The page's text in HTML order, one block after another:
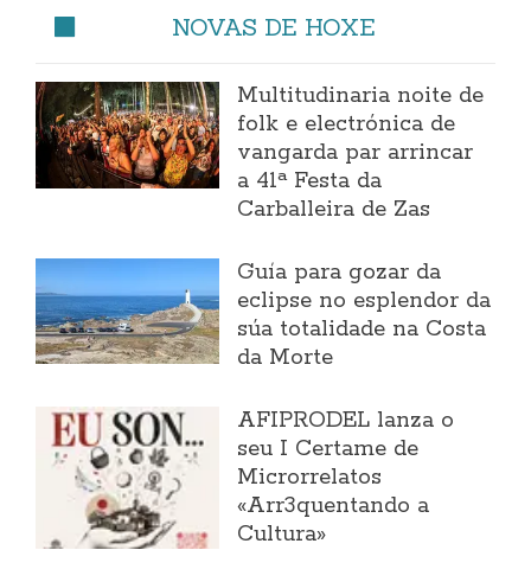
NOVAS DE HOXE
Multitudinaria noite de
folk e electrónica de
vangarda par arrincar
a 41ª Festa da
Carballeira de Zas
Guía para gozar da
eclipse no esplendor da
súa totalidade na Costa
da Morte
AFIPRODEL lanza o
seu I Certame de
Microrrelatos
«Arr3quentando a
Cultura»